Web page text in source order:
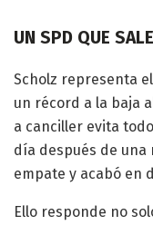
UN SPD QUE
Scholz representa
un récord a la baja
a canciller evita
día después de una
empate y acabó en
Ello responde no